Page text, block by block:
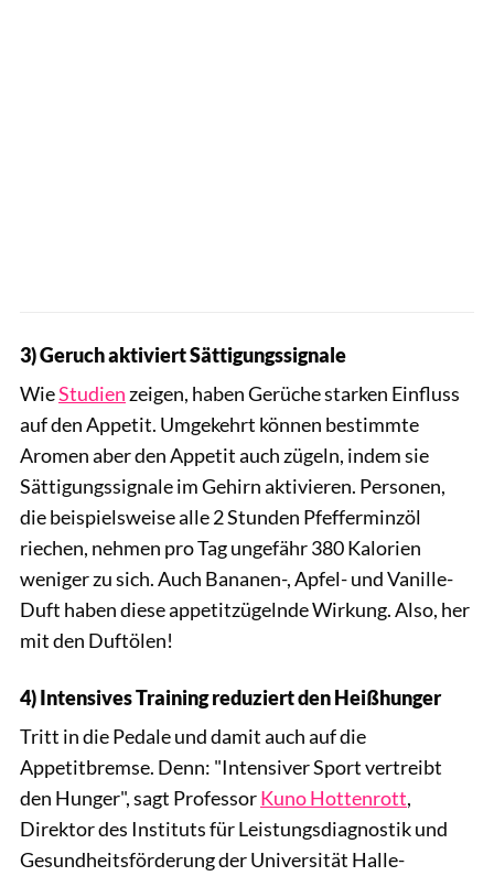
3) Geruch aktiviert Sättigungssignale
WieStudienzeigen, haben Gerüche starken Einfluss
auf den Appetit. Umgekehrt können bestimmte
Aromen aber den Appetit auch zügeln, indem sie
Sättigungssignale im Gehirn aktivieren. Personen,
die beispielsweise alle 2 Stunden Pfefferminzöl
riechen, nehmen pro Tag ungefähr 380 Kalorien
weniger zu sich. Auch Bananen-, Apfel- und Vanille-
Duft haben diese appetitzügelnde Wirkung. Also, her
mit den Duftölen!
4) Intensives Training reduziert den Heißhunger
Tritt in die Pedale und damit auch auf die
Appetitbremse. Denn: "Intensiver Sport vertreibt
den Hunger", sagt ProfessorKuno Hottenrott,
Direktor des Instituts für Leistungsdiagnostik und
Gesundheitsförderung der Universität Halle-